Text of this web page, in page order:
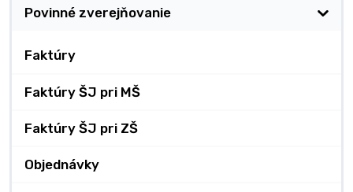
Povinné zverejňovanie
Faktúry
Faktúry ŠJ pri MŠ
Faktúry ŠJ pri ZŠ
Objednávky